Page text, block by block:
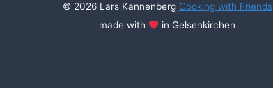
© 2026 Lars Kannenberg Cooking with Friends
made with
in Gelsenkirchen